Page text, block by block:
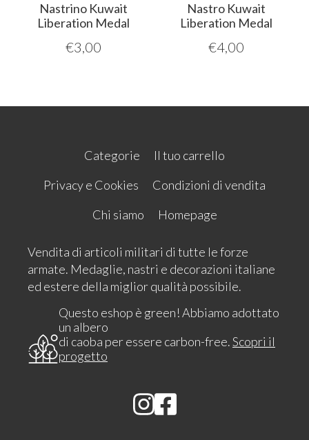
Nastrino Kuwait
Liberation Medal
€3,00
Nastro Kuwait
Liberation Medal
€4,00
Categorie
Il tuo carrello
Privacy e Cookies
Condizioni di vendita
Chi siamo
Homepage
Vendita di articoli militari di tutte le forze
armate. Medaglie, nastri e decorazioni italiane
ed estere della miglior qualità possibile.
Questo eshop è green! Abbiamo adottato
un albero
di caoba per essere carbon-free.Scopri il
progetto